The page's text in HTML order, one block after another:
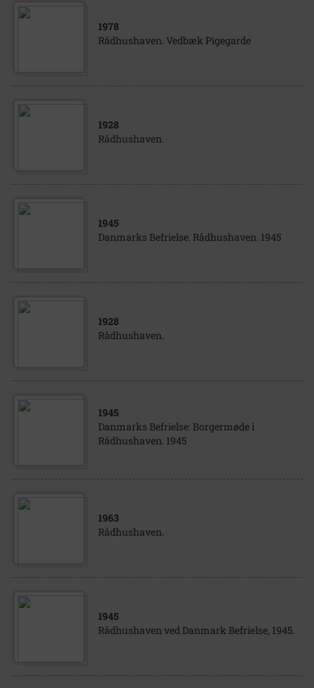
1978
Rådhushaven. Vedbæk Pigegarde
1928
Rådhushaven.
1945
Danmarks Befrielse. Rådhushaven. 1945
1928
Rådhushaven.
1945
Danmarks Befrielse: Borgermøde i
Rådhushaven. 1945
1963
Rådhushaven.
1945
Rådhushaven ved Danmark Befrielse, 1945.